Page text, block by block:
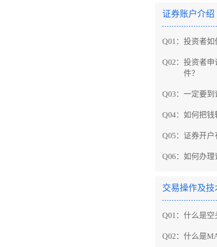
Q08：什么是除
Q011：什么是
Q012：股票面
Q013：什么是
Q014：A股、B
Q015：股票的
Q017：股票的
Q018： 什么是
证券账户介绍
Q01： 投资者如
Q02： 投资者申
件？
Q03： 一定要到
Q04： 如何把钱
Q05： 证券开户
Q06： 如何办理
交易操作及技
Q01： 什么是空
Q02： 什么是